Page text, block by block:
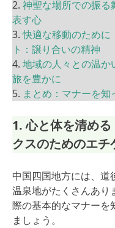
2. 神聖な場所での振る
表す心
3.快適な移動のために
ト：譲り合いの精神
4. 地域の人々との温か
旅を豊かに
5. まとめ：マナーを
1. 心と体を清め
クスのためのエチ
中国四国地方には、道
温泉地がたくさんあり
際の基本的なマナーを
ましょう。